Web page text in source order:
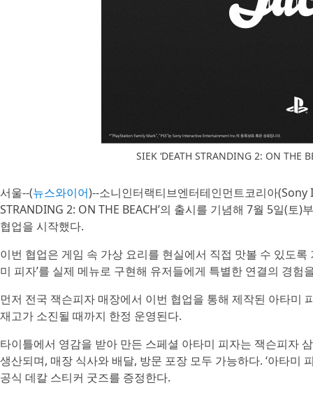
SIEK ‘DEATH STRANDING 2: ON THE
서울--(뉴스와이어)--소니인터랙티브엔터테인먼트코리아
STRANDING 2: ON THE BEACH’의 출시를 기념해 7월 5일(토)
협업을 시작했다.
이번 협업은 게임 속 가상 요리를 현실에서 직접 맛볼 수 있도록
미 피자’를 실제 메뉴로 구현해 유저들에게 특별한 연결의 경험
먼저 전국 잭슨피자 매장에서 이번 협업을 통해 제작된 아타미
재고가 소진될 때까지 한정 운영된다.
타이틀에서 영감을 받아 만든 스페셜 아타미 피자는 잭슨피자
생산되며, 매장 식사와 배달, 방문 포장 모두 가능하다. ‘아타미
공식 데칼 스티커 굿즈를 증정한다.